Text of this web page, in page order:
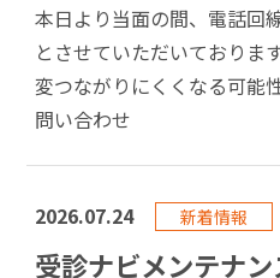
本日より当面の間、電話回
とさせていただいておりま
変つながりにくくなる可能
問い合わせ
2026.07.24 新着情報
受診ナビメンテナ